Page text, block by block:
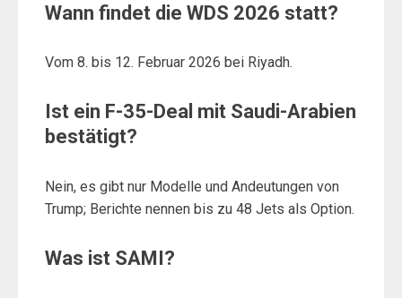
Wann findet die WDS 2026 statt?
Vom 8. bis 12. Februar 2026 bei Riyadh.
Ist ein F-35-Deal mit Saudi-Arabien
bestätigt?
Nein, es gibt nur Modelle und Andeutungen von
Trump; Berichte nennen bis zu 48 Jets als Option.
Was ist SAMI?